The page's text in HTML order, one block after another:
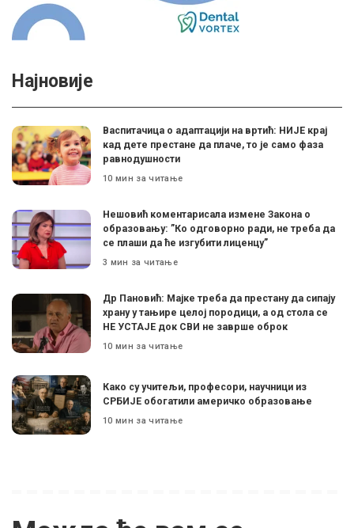
Најновије
Васпитачица о адаптацији на вртић: НИЈЕ крај
кад дете престане да плаче, то је само фаза
равнодушности
10 мин за читање
Нешовић коментарисала измене Закона о
образовању: ”Ко одговорно ради, не треба да
се плаши да ће изгубити лиценцу”
3 мин за читање
Др Пановић: Мајке треба да престану да сипају
храну у тањире целој породици, а од стола се
НЕ УСТАЈЕ док СВИ не заврше оброк
10 мин за читање
Како су учитељи, професори, научници из
СРБИЈЕ обогатили америчко образовање
10 мин за читање